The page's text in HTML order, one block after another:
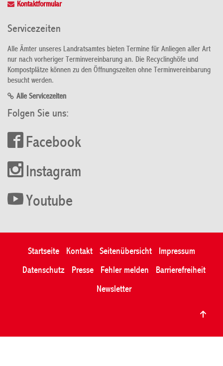
Kontaktformular
Servicezeiten
Alle Ämter unseres Landratsamtes bieten Termine für Anliegen aller Art
nur nach vorheriger Terminvereinbarung an. Die Recyclinghöfe und
Kompostplätze können zu den Öffnungszeiten ohne Terminvereinbarung
besucht werden.
Alle Servicezeiten
Folgen Sie uns:
Facebook
Instagram
Youtube
Startseite Kontakt Seitenübersicht
Impressum
Datenschutz
Presse Fehler melden
Barrierefreiheit
Newsletter